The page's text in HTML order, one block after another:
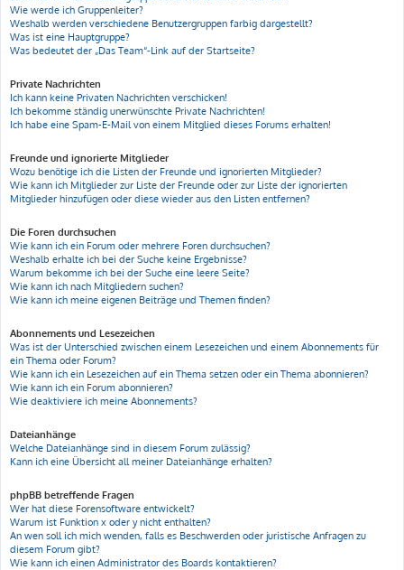
Wie werde ich Gruppenleiter?
Weshalb werden verschiedene Benutzergruppen farbig dargestellt?
Was ist eine Hauptgruppe?
Was bedeutet der „Das Team“-Link auf der Startseite?
Private Nachrichten
Ich kann keine Privaten Nachrichten verschicken!
Ich bekomme ständig unerwünschte Private Nachrichten!
Ich habe eine Spam-E-Mail von einem Mitglied dieses Forums erhalten!
Freunde und ignorierte Mitglieder
Wozu benötige ich die Listen der Freunde und ignorierten Mitglieder?
Wie kann ich Mitglieder zur Liste der Freunde oder zur Liste der ignorierten
Mitglieder hinzufügen oder diese wieder aus den Listen entfernen?
Die Foren durchsuchen
Wie kann ich ein Forum oder mehrere Foren durchsuchen?
Weshalb erhalte ich bei der Suche keine Ergebnisse?
Warum bekomme ich bei der Suche eine leere Seite?
Wie kann ich nach Mitgliedern suchen?
Wie kann ich meine eigenen Beiträge und Themen finden?
Abonnements und Lesezeichen
Was ist der Unterschied zwischen einem Lesezeichen und einem Abonnements für
ein Thema oder Forum?
Wie kann ich ein Lesezeichen auf ein Thema setzen oder ein Thema abonnieren?
Wie kann ich ein Forum abonnieren?
Wie deaktiviere ich meine Abonnements?
Dateianhänge
Welche Dateianhänge sind in diesem Forum zulässig?
Kann ich eine Übersicht all meiner Dateianhänge erhalten?
phpBB betreffende Fragen
Wer hat diese Forensoftware entwickelt?
Warum ist Funktion x oder y nicht enthalten?
An wen soll ich mich wenden, falls es Beschwerden oder juristische Anfragen zu
diesem Forum gibt?
Wie kann ich einen Administrator des Boards kontaktieren?